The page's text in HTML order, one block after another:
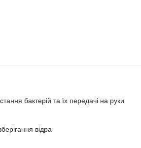
бактерій та їх передачі на руки
відра